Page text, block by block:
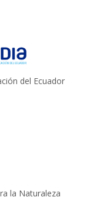
del Ecuador
la Naturaleza